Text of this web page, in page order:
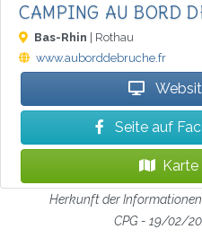
CAMPING AU BORD
Bas-Rhin | Rothau
www.auborddebruche.fr
Seite auf
Karte
Herkunft der
CPG - 19/02/